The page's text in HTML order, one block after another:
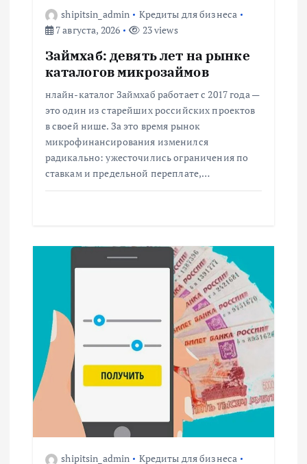
shipitsin_admin
Кредиты для бизнеса
7 августа, 2026
23 views
Займхаб: девять лет на рынке
каталогов микрозаймов
нлайн-каталог Займхаб работает с 2017 года —
это один из старейших российских проектов
в своей нише. За это время рынок
микрофинансирования изменился
радикально: ужесточились ограничения по
ставкам и предельной переплате,…
shipitsin_admin
Кредиты для бизнеса